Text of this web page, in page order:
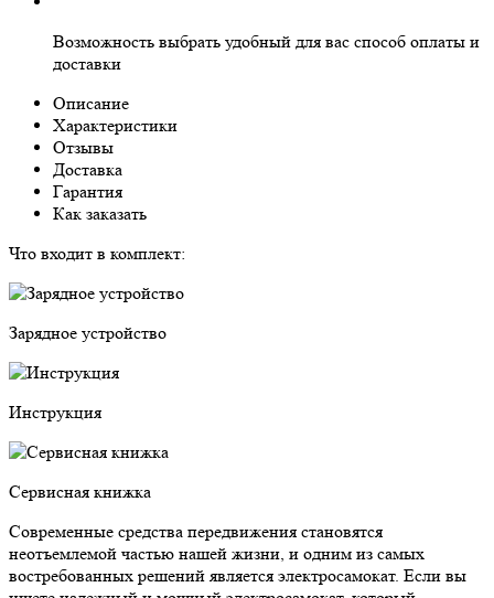
Возможность выбрать удобный для вас способ оплаты и
доставки
Описание
Характеристики
Отзывы
Доставка
Гарантия
Как заказать
Что входит в комплект:
Зарядное устройство
Инструкция
Сервисная книжка
Современные средства передвижения становятся
неотъемлемой частью нашей жизни, и одним из самых
востребованных решений является электросамокат. Если вы